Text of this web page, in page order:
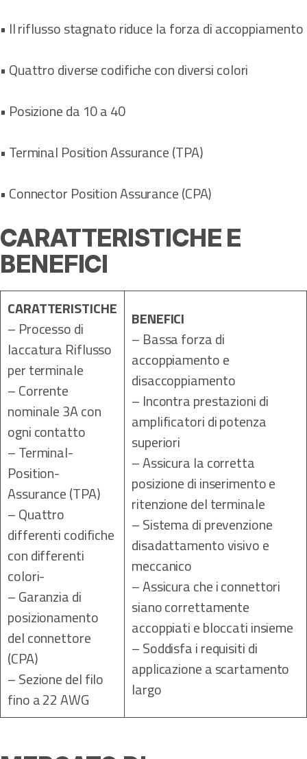
• Il riflusso stagnato riduce la forza di accoppiamento
• Quattro diverse codifiche con diversi colori
• Posizione da 10 a 40
• Terminal Position Assurance (TPA)
• Connector Position Assurance (CPA)
CARATTERISTICHE E
BENEFICI
CARATTERISTICHE
– Processo di
laccatura Riflusso
per terminale
– Corrente
nominale 3A con
ogni contatto
– Terminal-
Position-
Assurance (TPA)
– Quattro
differenti codifiche
con differenti
colori-
– Garanzia di
posizionamento
del connettore
(CPA)
– Sezione del filo
fino a 22 AWG
BENEFICI
– Bassa forza di
accoppiamento e
disaccoppiamento
– Incontra prestazioni di
amplificatori di potenza
superiori
– Assicura la corretta
posizione di inserimento e
ritenzione del terminale
– Sistema di prevenzione
disadattamento visivo e
meccanico
– Assicura che i connettori
siano correttamente
accoppiati e bloccati insieme
– Soddisfa i requisiti di
applicazione a scartamento
largo